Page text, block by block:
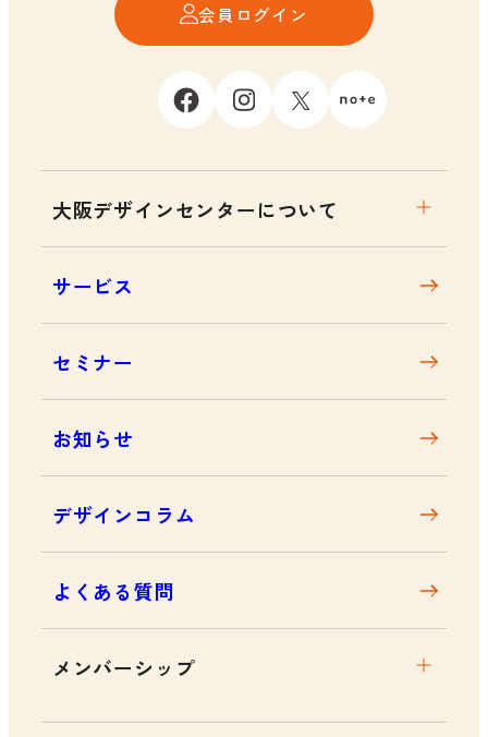
会員ログイン
大阪デザインセンターについて
デザイン経営とは
サービス
セミナー
お知らせ
デザインコラム
よくある質問
メンバーシップ
メンバーシップについて